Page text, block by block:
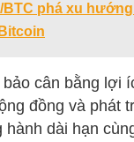
BTC phá xu
cân bằng lợi
đồng và phát
dài hạn